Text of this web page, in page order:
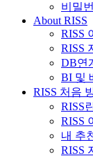
비밀
About RISS
RISS
RISS
DB연
BI 및
RISS 처음
RISS
RISS
내 추
RISS